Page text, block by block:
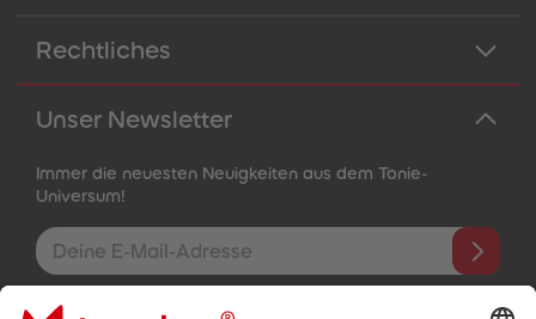
Rechtliches
Unser Newsletter
Immer die neuesten Neuigkeiten aus dem Tonie-
Universum!
E-Mail-Addresse
Mit dem Absenden abonnierst du unseren E-Mail-Newsletter, der